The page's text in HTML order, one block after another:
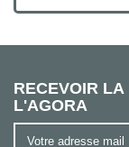
RECEVOIR
L'AGORA